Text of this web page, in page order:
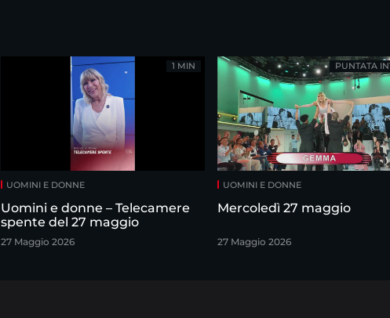
UOMINI E DONNE
Uomini e donne – Telecamere
spente del 27 maggio
27 Maggio 2026
1 MIN
UOMINI E DONNE
Mercoledì 27 maggio
27 Maggio 2026
PUNTATA